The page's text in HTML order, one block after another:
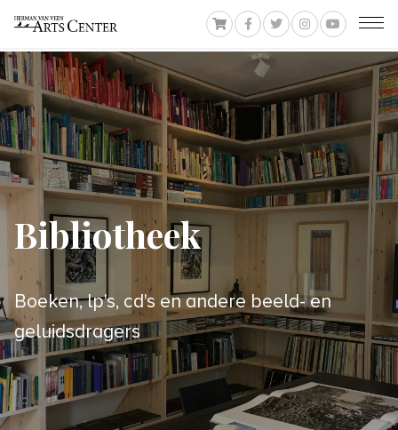
Bibliotheek
Boeken, lp's, cd's en andere beeld- en
geluidsdragers